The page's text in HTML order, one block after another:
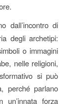
dall’incontro di
degli archetipi:
o immagini
nelle religioni,
si può
perché parlano
un’innata forza